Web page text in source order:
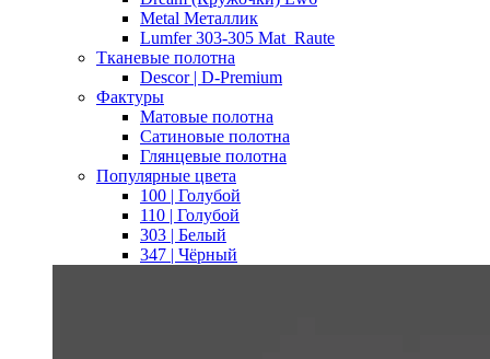
Metal Металлик
Lumfer 303-305 Mat_Raute
Тканевые полотна
Descor | D-Premium
Фактуры
Матовые полотна
Сатиновые полотна
Глянцевые полотна
Популярные цвета
100 | Голубой
110 | Голубой
303 | Белый
347 | Чёрный